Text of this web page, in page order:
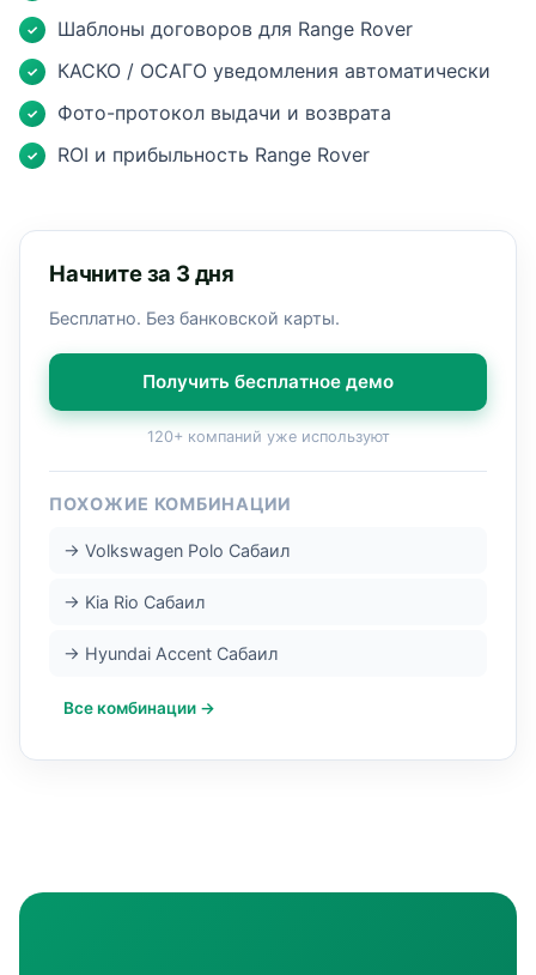
✓ Шаблоны договоров для Range Rover
✓ КАСКО / ОСАГО уведомления автоматически
✓ Фото-протокол выдачи и возврата
✓ ROI и прибыльность Range Rover
Начните за 3 дня
Бесплатно. Без банковской карты.
Получить бесплатное демо
120+ компаний уже используют
ПОХОЖИЕ КОМБИНАЦИИ
→ Volkswagen Polo Сабаил
→ Kia Rio Сабаил
→ Hyundai Accent Сабаил
Все комбинации →